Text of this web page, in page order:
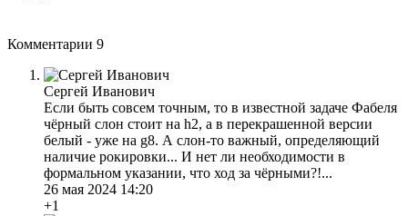
Комментарии 9
Сергей Иванович
Если быть совсем точным, то в известной задаче Фабеля
чёрный слон стоит на h2, а в перекрашенной версии
белый - уже на g8. А слон-то важный, определяющий
наличие рокировки... И нет ли необходимости в
формальном указании, что ход за чёрными?!...
26 мая 2024 14:20
+1